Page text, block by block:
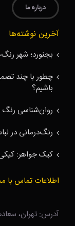
درباره ما
آخرین نوشته‌ها
بجنورد؛ شهر
چطور با چند
باشیم؟
روان‌شناسی
رنگ‌درمانی در
کیک جواهر: کیکی خاص
اطلاعات تماس با
آدرس: تهران، سعادت